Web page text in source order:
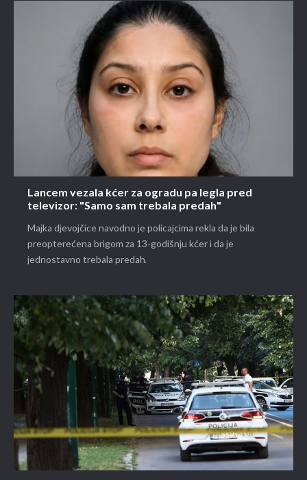
Lancem vezala kćer za ogradu pa legla pred
televizor: "Samo sam trebala predah"
Majka djevojčice navodno je policajcima rekla da je bila
preopterećena brigom za 13-godišnju kćer i da je
jednostavno trebala predah.